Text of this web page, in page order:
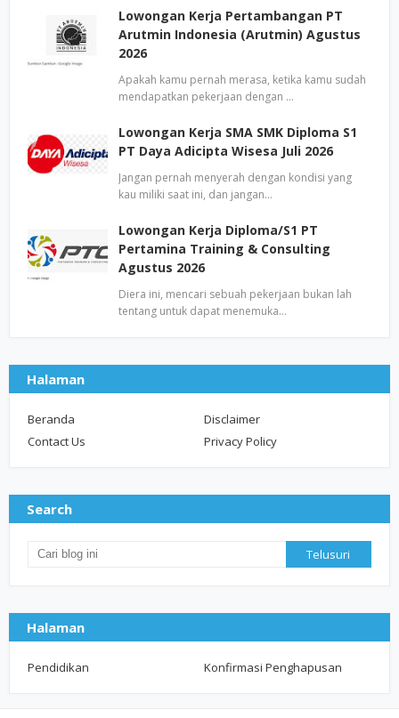
Lowongan Kerja Pertambangan PT
Arutmin Indonesia (Arutmin) Agustus
2026
Apakah kamu pernah merasa, ketika kamu sudah
mendapatkan pekerjaan dengan …
Lowongan Kerja SMA SMK Diploma S1
PT Daya Adicipta Wisesa Juli 2026
Jangan pernah menyerah dengan kondisi yang
kau miliki saat ini, dan jangan…
Lowongan Kerja Diploma/S1 PT
Pertamina Training & Consulting
Agustus 2026
Diera ini, mencari sebuah pekerjaan bukan lah
tentang untuk dapat menemuka…
Halaman
Beranda
Disclaimer
Contact Us
Privacy Policy
Search
Halaman
Pendidikan Konfirmasi Penghapusan